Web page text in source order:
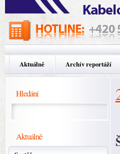
Aktuálně Archív reportáží
Hledání
Aktuálně